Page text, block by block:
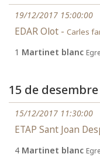
19/12/2017 15:00:00
EDAR Olot - Carles
1 Martinet blanc
15 de
15/12/2017 11:30:00
ETAP Sant Joan
4 Martinet blanc